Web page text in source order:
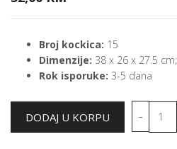
Broj kockica: 15
Dimenzije: 38 x 26 x 27.5 cm;
Rok isporuke: 3-5 dana